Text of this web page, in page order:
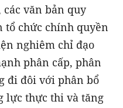
văn bản quy
tổ chức chính quyền
nghiêm chỉ đạo
phân cấp, phân
đi đôi với phân bổ
lực thực thi và tăng